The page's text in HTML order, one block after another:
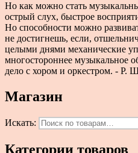
Но как можно стать
острый слух, быстрое
Но способности можно
не достигнешь, если,
целыми днями механические
многостороннее музыкальное
дело с хором и оркестром. -
Магазин
Искать:
Категории товаров